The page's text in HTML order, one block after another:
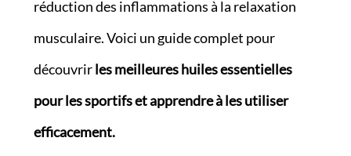
réduction des inflammations à la relaxation
musculaire. Voici un guide complet pour
découvrirles meilleures huiles essentielles
pour les sportifs et apprendre à les utiliser
efficacement.